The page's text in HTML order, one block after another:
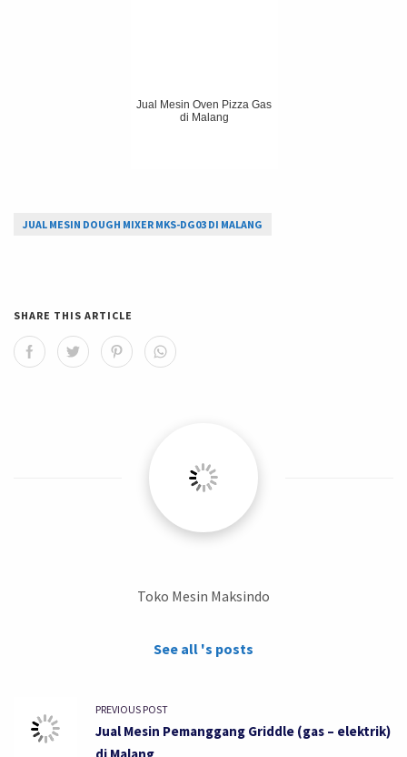
Jual Mesin Oven Pizza Gas
di Malang
JUAL MESIN DOUGH MIXER MKS-DG03 DI MALANG
SHARE THIS ARTICLE
Toko Mesin Maksindo
See all 's posts
PREVIOUS POST
Jual Mesin Pemanggang Griddle (gas – elektrik)